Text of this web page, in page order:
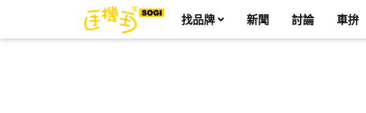
找品牌 新聞 討論 車拚